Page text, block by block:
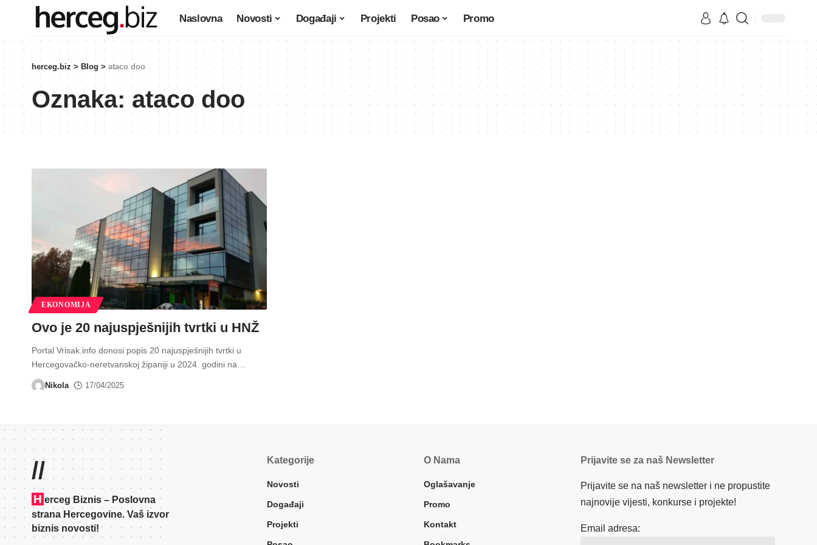
Naslovna Novosti Događaji Projekti Posao Promo
herceg.biz > Blog > ataco doo
Oznaka:ataco doo
EKONOMIJA
Ovo je 20 najuspješnijih tvrtki u HNŽ
Portal Vrisak.info donosi popis 20 najuspješnijih tvrtki u
Hercegovačko-neretvanskoj žipaniji u 2024. godini na
Nikola 17/04/2025
//
H erceg Biznis – Poslovna
strana Hercegovine. Vaš izvor
biznis novosti!
Kategorije
Novosti
Događaji
Projekti
O Nama
Oglašavanje
Promo
Kontakt
Prijavite se za naš Newsletter
Prijavite se na naš newsletter i ne propustite
najnovije vijesti, konkurse i projekte!
Email adresa: